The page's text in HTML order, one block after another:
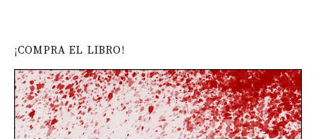
¡COMPRA EL LIBRO!